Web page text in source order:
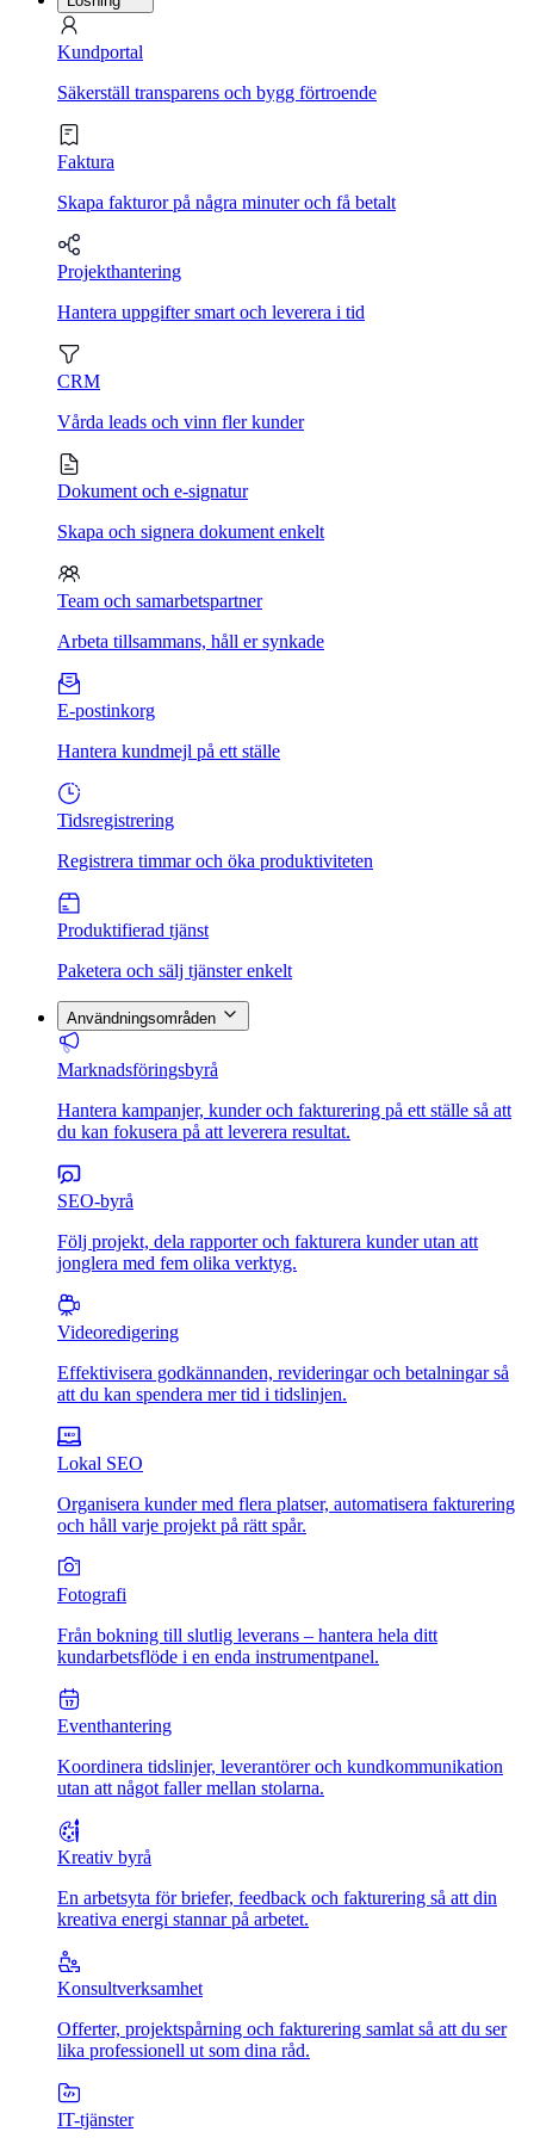
Kundportal
Säkerställ transparens och bygg förtroende
Faktura
Skapa fakturor på några minuter och få betalt
Projekthantering
Hantera uppgifter smart och leverera i tid
CRM
Vårda leads och vinn fler kunder
Dokument och e-signatur
Skapa och signera dokument enkelt
Team och samarbetspartner
Arbeta tillsammans, håll er synkade
E-postinkorg
Hantera kundmejl på ett ställe
Tidsregistrering
Registrera timmar och öka produktiviteten
Produktifierad tjänst
Paketera och sälj tjänster enkelt
Användningsområden
Marknadsföringsbyrå
Hantera kampanjer, kunder och fakturering på ett ställe så att
du kan fokusera på att leverera resultat.
SEO-byrå
Följ projekt, dela rapporter och fakturera kunder utan att
jonglera med fem olika verktyg.
Videoredigering
Effektivisera godkännanden, revideringar och betalningar så
att du kan spendera mer tid i tidslinjen.
Lokal SEO
Organisera kunder med flera platser, automatisera fakturering
och håll varje projekt på rätt spår.
Fotografi
Från bokning till slutlig leverans – hantera hela ditt
kundarbetsflöde i en enda instrumentpanel.
Eventhantering
Koordinera tidslinjer, leverantörer och kundkommunikation
utan att något faller mellan stolarna.
Kreativ byrå
En arbetsyta för briefer, feedback och fakturering så att din
kreativa energi stannar på arbetet.
Konsultverksamhet
Offerter, projektspårning och fakturering samlat så att du ser
lika professionell ut som dina råd.
IT-tjänster